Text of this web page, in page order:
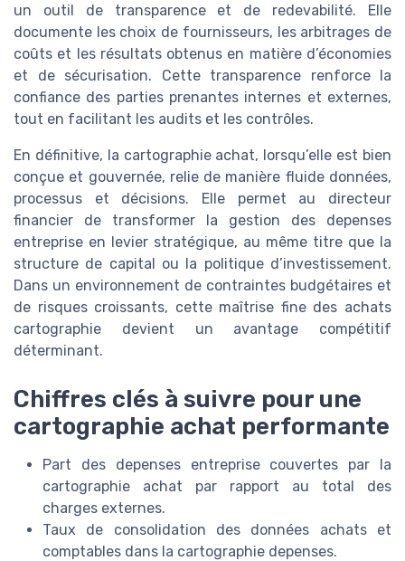
un outil de transparence et de redevabilité. Elle
documente les choix de fournisseurs, les arbitrages de
coûts et les résultats obtenus en matière d’économies
et de sécurisation. Cette transparence renforce la
confiance des parties prenantes internes et externes,
tout en facilitant les audits et les contrôles.
En définitive, la cartographie achat, lorsqu’elle est bien
conçue et gouvernée, relie de manière fluide données,
processus et décisions. Elle permet au directeur
financier de transformer la gestion des depenses
entreprise en levier stratégique, au même titre que la
structure de capital ou la politique d’investissement.
Dans un environnement de contraintes budgétaires et
de risques croissants, cette maîtrise fine des achats
cartographie devient un avantage compétitif
déterminant.
Chiffres clés à suivre pour une
cartographie achat performante
Part des depenses entreprise couvertes par la
cartographie achat par rapport au total des
charges externes.
Taux de consolidation des données achats et
comptables dans la cartographie depenses.